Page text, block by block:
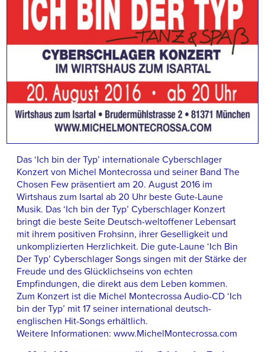
Das ‘Ich bin der Typ’ internationale Cyberschlager
Konzert von Michel Montecrossa und seiner Band The
Chosen Few präsentiert am 20. August 2016 im
Wirtshaus zum Isartal ab 20 Uhr beste Gute-Laune
Musik. Das ‘Ich bin der Typ’ Cyberschlager Konzert
bringt die beste Seite Deutsch-weltoffener Lebensart
mit ihrem positiven Frohsinn, ihrer Geselligkeit und
unkomplizierten Herzlichkeit. Die gute-Laune ‘Ich Bin
Der Typ’ Cyberschlager Songs singen mit der Stärke der
Freude und des Glücklichseins von echten
Empfindungen, die direkt aus dem Leben kommen.
Zum Konzert ist die Michel Montecrossa Audio-CD ‘Ich
bin der Typ’ mit 17 seiner international deutsch-
englischen Hit-Songs erhältlich.
Weitere Informationen: www.MichelMontecrossa.com